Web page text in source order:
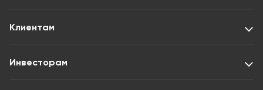
Клиентам
Инвесторам